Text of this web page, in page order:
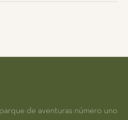
de aventuras número uno